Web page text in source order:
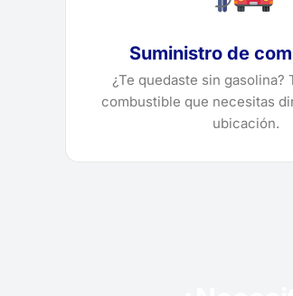
Suministro de
¿Te quedaste sin gasolina?
combustible que necesitas
ubicación.